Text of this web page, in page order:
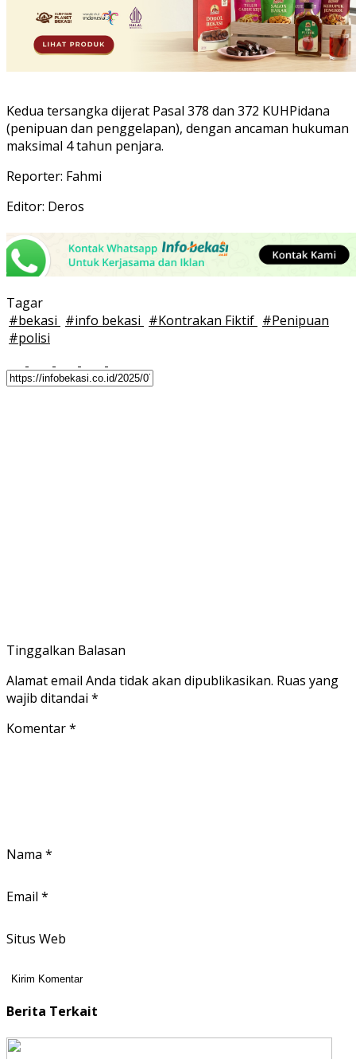
Kedua tersangka dijerat Pasal 378 dan 372 KUHPidana
(penipuan dan penggelapan), dengan ancaman hukuman
maksimal 4 tahun penjara.
Reporter: Fahmi
Editor: Deros
Tagar
#bekasi #info bekasi #Kontrakan Fiktif #Penipuan
#polisi
Tinggalkan Balasan
Alamat email Anda tidak akan dipublikasikan. Ruas yang
wajib ditandai *
Komentar*
Nama *
Email *
Situs Web
Berita Terkait